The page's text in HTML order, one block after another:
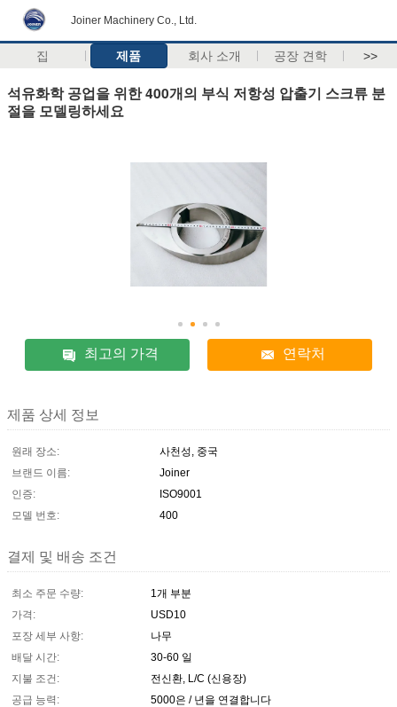
Joiner Machinery Co., Ltd.
집 제품 회사 소개 공장 견학 >>
석유화학 공업을 위한 400개의 부식 저항성 압출기 스크류 분
절을 모델링하세요
최고의 가격 연락처
제품 상세 정보
원래 장소:
사천성, 중국
브랜드 이름:
Joiner
인증:
ISO9001
모델 번호:
400
결제 및 배송 조건
최소 주문 수량:
1개 부분
가격:
USD10
포장 세부 사항:
나무
배달 시간:
30-60 일
지불 조건:
전신환, L/C (신용장)
공급 능력:
5000은 / 년을 연결합니다